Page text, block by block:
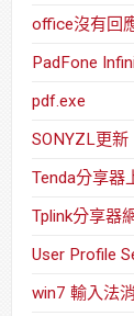
office沒有回
PadFone
pdf.exe
SONYZL更新
Tenda分享器
Tplink分享器
User Profile
win7 輸入法